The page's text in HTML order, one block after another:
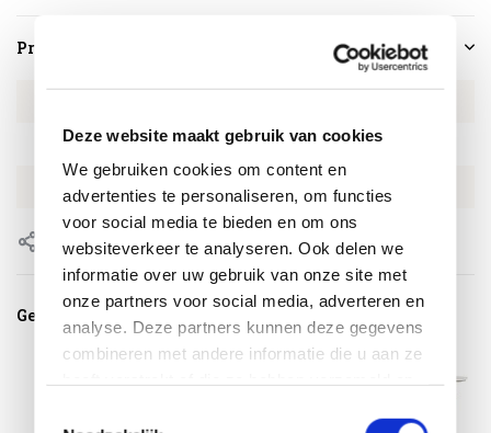
Deze website maakt gebruik van cookies
We gebruiken cookies om content en
advertenties te personaliseren, om functies
voor social media te bieden en om ons
websiteverkeer te analyseren. Ook delen we
informatie over uw gebruik van onze site met
onze partners voor social media, adverteren en
analyse. Deze partners kunnen deze gegevens
combineren met andere informatie die u aan ze
Productspecificaties
SKU 4SO154816070
8720848326385
Gerelateerde producten